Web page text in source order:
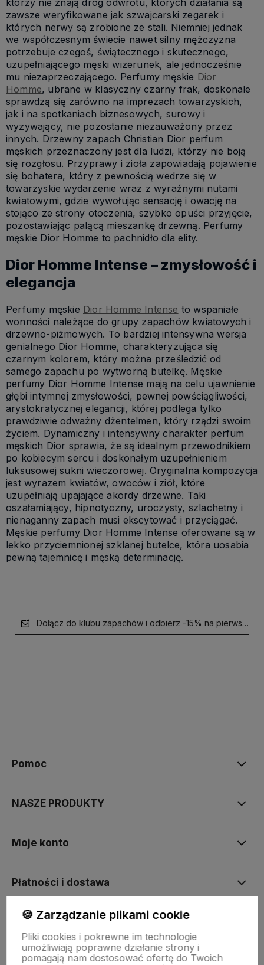
którzy nie znają dróg odwrotu, których działania są
zawsze weryfikowane jak szwajcarski zegarek i
których nerwy są zrobione ze stali. Niemniej jednak
we współczesnym świecie nawet silny mężczyzna
potrzebuje czegoś, świątecznego i skutecznego,
uzupełniającego męski wizerunek, ale jednocześnie
mu niezaprzeczającego. Perfumy męskie Dior
Homme, ubrane w klasyczny czarny frak, doskonale
sprawdzą się zarówno na imprezach towarzyskich,
jak i na spotkaniach biznesowych, surowy i
wyzywający, nie pozostanie niezauważony przez
innych. Drzewny zapach Christian Dior perfum
męskich przeznaczony jest dla ludzi, którzy nie boją
się rozgłosu. Przyprawy i zioła zapowiadają pojawienie
się bohatera, który z pewnością wedrze się w
towarzyskie wydarzenie wraz z wyraźnymi nutami
kwiatowymi, gdzie wywołując sensację i owację na
stojąco ze strony otoczenia, szybko opuści przyjęcie,
pozostawiając palącą mieszankę drzewną. Perfumy
męskie Dior Homme to pachnidło dla elity.
Dior Homme Intense – zmysłowość i
elegancja
Perfumy męskie Dior Homme Intense to wspaniałe
wonności należące do grupy zapachów kwiatowych i
drzewno-piżmowych. To bardziej intensywna wersja
genialnego Dior Homme, charakteryzująca się
czarnym kolorem, który można prześledzić od
samego zapachu po wytworną butelkę. Męskie
perfumy Dior Homme Intense mają na celu ujawnienie
głębi intymnej zmysłowości, pewnej powściągliwości,
arystokratycznej elegancji, której podlega tylko
prawdziwie odważny dżentelmen, który rządzi swoim
życiem. Dynamiczny i intensywny charakter perfum
męskich Dior sprawia, że są idealnym przewodnikiem
po kobiecym sercu i doskonałym uzupełnieniem
luksusowej sukni wieczorowej. Oryginalna kompozycja
jest wyrazem kwiatów, owoców i ziół, które
uzupełniają upajające akordy drzewne. Taki
oszałamiający, hipnotyczny, uroczysty, szlachetny i
nienaganny zapach musi ekscytować i przyciągać.
Męskie perfumy Dior Homme Intense oferowane są w
lekko przyciemnionej szklanej butelce, która uosabia
pewną tajemnicę i męską determinację.
Dołącz do klubu zapachów i odbierz -15% na pierwsze
Pomoc
NASZE PRODUKTY
Moje konto
Płatności i dostawa
Informacje
O nas
🍪 Zarządzanie plikami cookie
Pliki cookies i pokrewne im technologie
umożliwiają poprawne działanie strony i
pomagają nam dostosować ofertę do Twoich